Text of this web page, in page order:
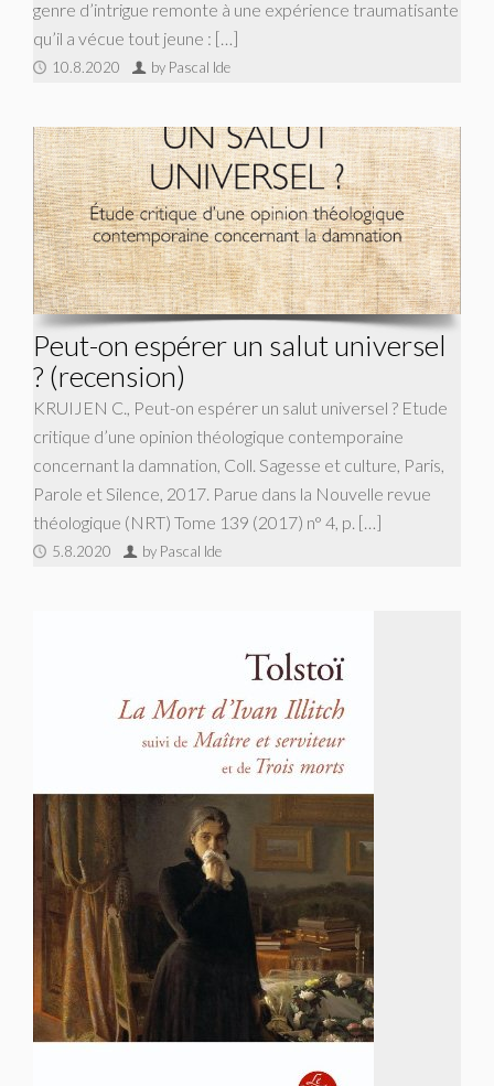
genre d’intrigue remonte à une expérience traumatisante
qu’il a vécue tout jeune : […]
10.8.2020 by Pascal Ide
Peut-on espérer un salut universel
? (recension)
KRUIJEN C., Peut-on espérer un salut universel ? Etude
critique d’une opinion théologique contemporaine
concernant la damnation, Coll. Sagesse et culture, Paris,
Parole et Silence, 2017. Parue dans la Nouvelle revue
théologique (NRT) Tome 139 (2017) n° 4, p. […]
5.8.2020 by Pascal Ide